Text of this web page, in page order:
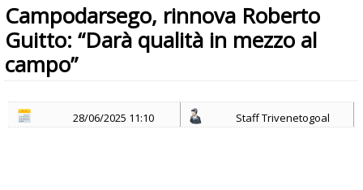
Campodarsego, rinnova Roberto
Guitto: “Darà qualità in mezzo al
campo”
28/06/2025 11:10 Staff Trivenetogoal